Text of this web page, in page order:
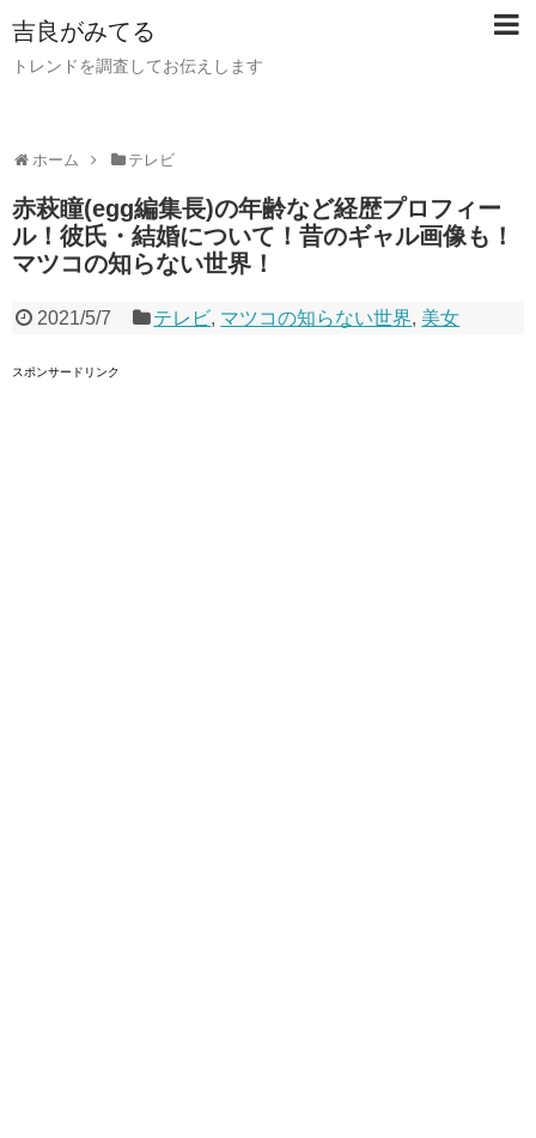
吉良がみてる
トレンドを調査してお伝えします
ホーム テレビ
赤萩瞳(egg編集長)の年齢など経歴プロフィー
ル！彼氏・結婚について！昔のギャル画像も！
マツコの知らない世界！
2021/5/7 テレビ, マツコの知らない世界, 美女
スポンサードリンク